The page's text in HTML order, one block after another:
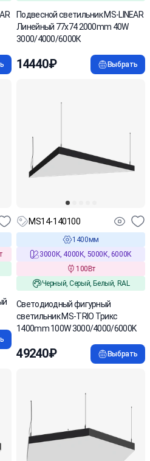
Подвесной светильник MS-LINEAR
Линейный 77х74 2000mm 40W
3000/4000/6000К
14440₽ Выбрать
MS14-140100
1400мм
3000К, 4000К, 5000К, 6000К
100Вт
Черный, Серый, Белый, RAL
Светодиодный фигурный
светильник MS-TRIO Трикс
1400mm 100W 3000/4000/6000K
49240₽ Выбрать